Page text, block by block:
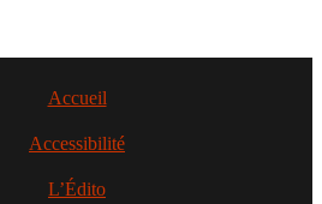
Accueil
Accessibilité
L’Édito